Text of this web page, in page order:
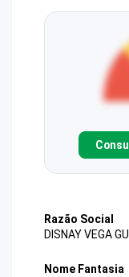
Razão Social
DISNAY VEGA
Nome Fantasia